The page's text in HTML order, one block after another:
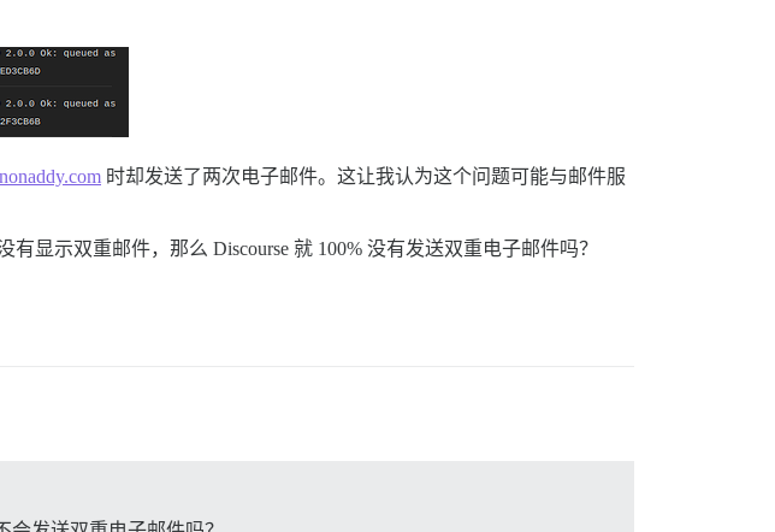
时却发送了两次电子邮件。这让我认为这个问题可能与邮件服
显示双重邮件，那么 Discourse 就 100% 没有发送双重电子邮件吗？